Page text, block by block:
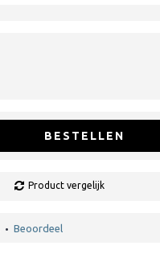
BESTELLEN
Product vergelijk
• Beoordeel